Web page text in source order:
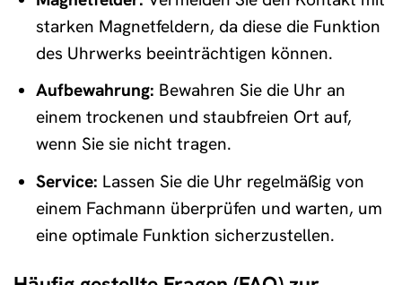
starken Magnetfeldern, da diese die Funktion
des Uhrwerks beeinträchtigen können.
Aufbewahrung: Bewahren Sie die Uhr an
einem trockenen und staubfreien Ort auf,
wenn Sie sie nicht tragen.
Service: Lassen Sie die Uhr regelmäßig von
einem Fachmann überprüfen und warten, um
eine optimale Funktion sicherzustellen.